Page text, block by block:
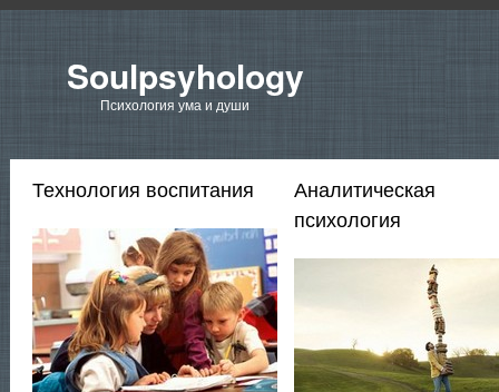
Soulpsyhology
Психология ума и души
Технология воспитания
Аналитическая
психология